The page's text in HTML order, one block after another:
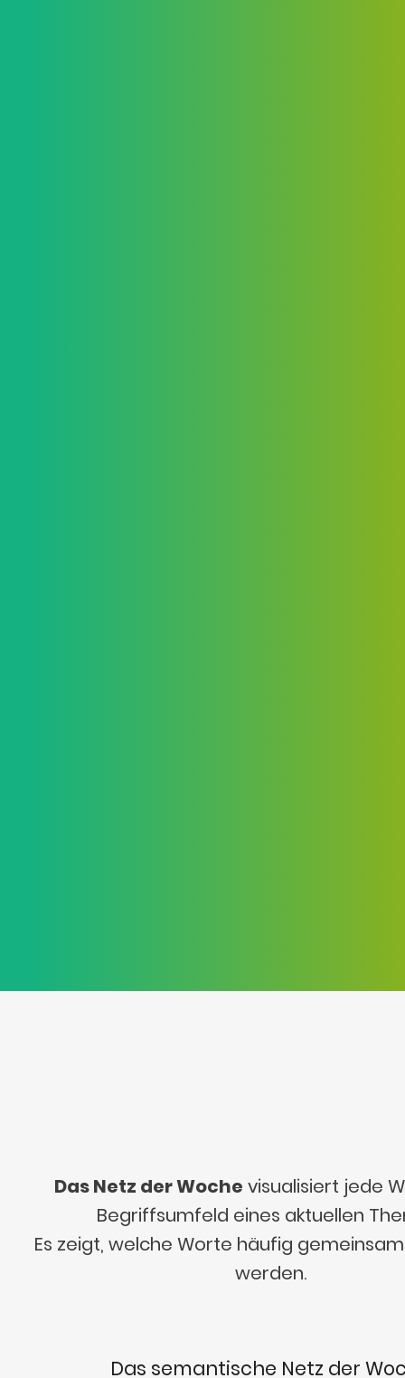
Das Netz der Woche visualisiert jede
Begriffsumfeld eines aktuellen
Es zeigt, welche Worte häufig
werden.
Das semantische Netz der